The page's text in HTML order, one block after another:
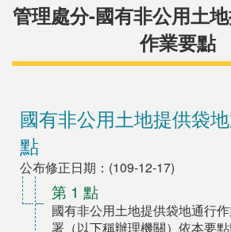
管理處分-國有非公用土
作業要點
國有非公用土地提供袋
點
公布修正日期：(109-12-17)
第 1 點
國有非公用土地提供袋地通行
署（以下稱辦理機關）依本要點